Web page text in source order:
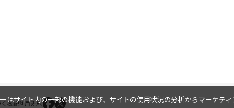
表記利用規約
サイト内の一部の機能および、サイトの使用状況の分析からマーケテ